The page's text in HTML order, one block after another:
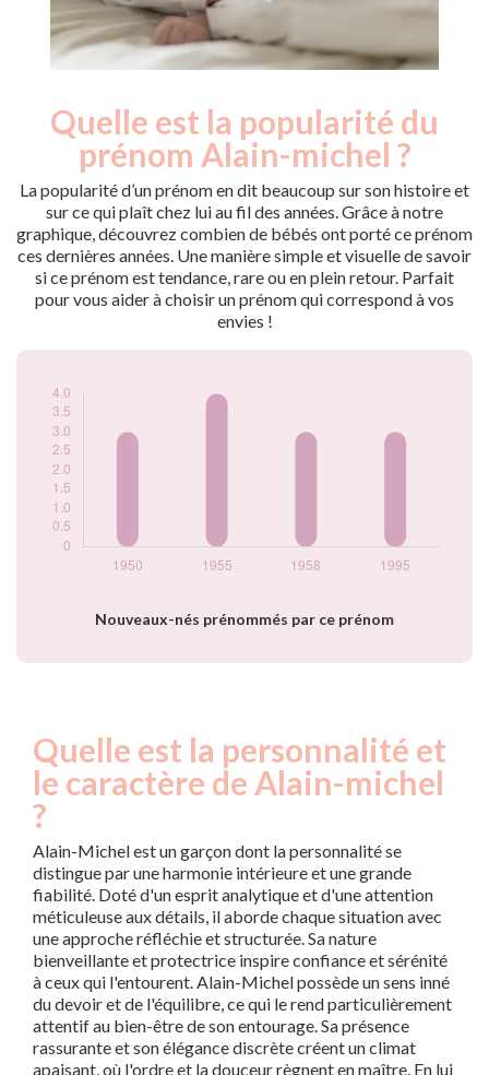
Quelle est la popularité du
prénom Alain-michel ?
La popularité d’un prénom en dit beaucoup sur son histoire et
sur ce qui plaît chez lui au fil des années. Grâce à notre
graphique, découvrez combien de bébés ont porté ce prénom
ces dernières années. Une manière simple et visuelle de savoir
si ce prénom est tendance, rare ou en plein retour. Parfait
pour vous aider à choisir un prénom qui correspond à vos
envies !
Nouveaux-nés prénommés par ce prénom
Popularité du
prénom Alain-
michel par année
Année
Nouveaux-
nés
1955
4
1958
3
1995
3
Quelle est la personnalité et
le caractère de Alain-michel
?
Alain-Michel est un garçon dont la personnalité se
distingue par une harmonie intérieure et une grande
fiabilité. Doté d'un esprit analytique et d'une attention
méticuleuse aux détails, il aborde chaque situation avec
une approche réfléchie et structurée. Sa nature
bienveillante et protectrice inspire confiance et sérénité
à ceux qui l'entourent. Alain-Michel possède un sens inné
du devoir et de l'équilibre, ce qui le rend particulièrement
attentif au bien-être de son entourage. Sa présence
rassurante et son élégance discrète créent un climat
apaisant, où l'ordre et la douceur règnent en maître. En lui